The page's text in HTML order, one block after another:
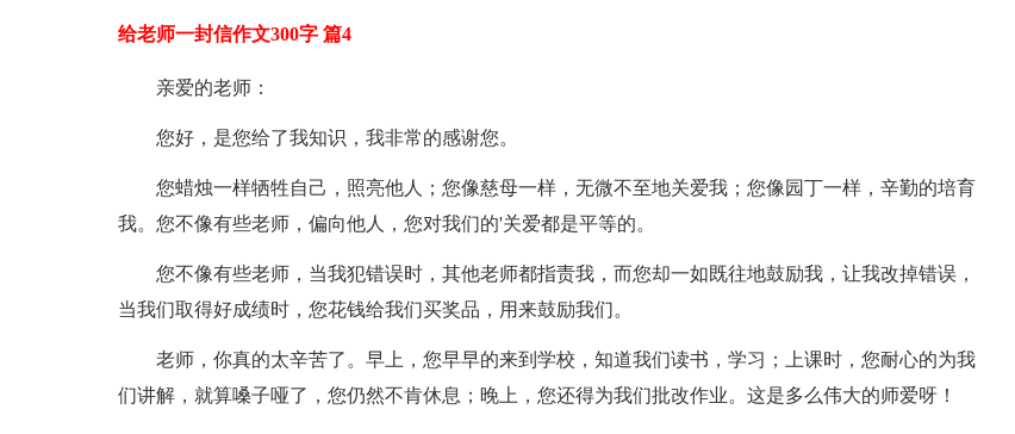
给老师一封信作文300字 篇4
亲爱的老师：
您好，是您给了我知识，我非常的感谢您。
您蜡烛一样牺牲自己，照亮他人；您像慈母一样，无微不至地关爱我；您像园丁一样，辛勤的培育
我。您不像有些老师，偏向他人，您对我们的'关爱都是平等的。
您不像有些老师，当我犯错误时，其他老师都指责我，而您却一如既往地鼓励我，让我改掉错误，
当我们取得好成绩时，您花钱给我们买奖品，用来鼓励我们。
老师，你真的太辛苦了。早上，您早早的来到学校，知道我们读书，学习；上课时，您耐心的为我
们讲解，就算嗓子哑了，您仍然不肯休息；晚上，您还得为我们批改作业。这是多么伟大的师爱呀！